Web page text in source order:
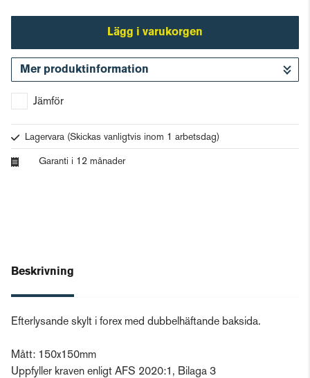
Lägg i varukorgen
Mer produktinformation
Jämför
Lagervara (Skickas vanligtvis inom 1 arbetsdag)
Garanti i 12 månader
Beskrivning
Efterlysande skylt i forex med dubbelhäftande baksida.
Mått: 150x150mm
Uppfyller kraven enligt AFS 2020:1, Bilaga 3